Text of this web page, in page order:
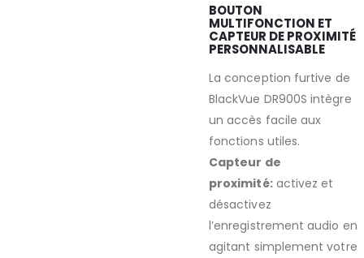
BOUTON
MULTIFONCTION ET
CAPTEUR DE PROXIMITÉ
PERSONNALISABLE
La conception furtive de
BlackVue DR900S intègre
un accès facile aux
fonctions utiles.
Capteur de
proximité:activez et
désactivez
l’enregistrement audio en
agitant simplement votre